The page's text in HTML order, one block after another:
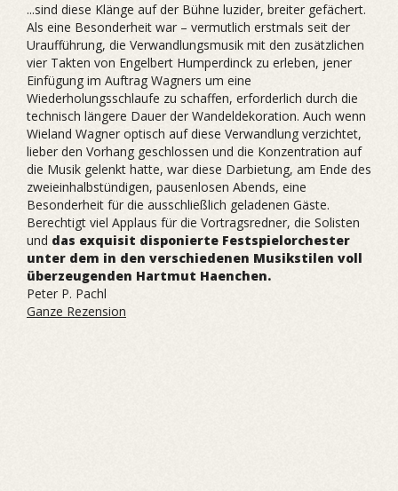
...sind diese Klänge auf der Bühne luzider, breiter gefächert.
Als eine Besonderheit war – vermutlich erstmals seit der
Uraufführung, die Verwandlungsmusik mit den zusätzlichen
vier Takten von Engelbert Humperdinck zu erleben, jener
Einfügung im Auftrag Wagners um eine
Wiederholungsschlaufe zu schaffen, erforderlich durch die
technisch längere Dauer der Wandeldekoration. Auch wenn
Wieland Wagner optisch auf diese Verwandlung verzichtet,
lieber den Vorhang geschlossen und die Konzentration auf
die Musik gelenkt hatte, war diese Darbietung, am Ende des
zweieinhalbstündigen, pausenlosen Abends, eine
Besonderheit für die ausschließlich geladenen Gäste.
Berechtigt viel Applaus für die Vortragsredner, die Solisten
und das exquisit disponierte Festspielorchester
unter dem in den verschiedenen Musikstilen voll
überzeugenden Hartmut Haenchen.
Peter P. Pachl
Ganze Rezension